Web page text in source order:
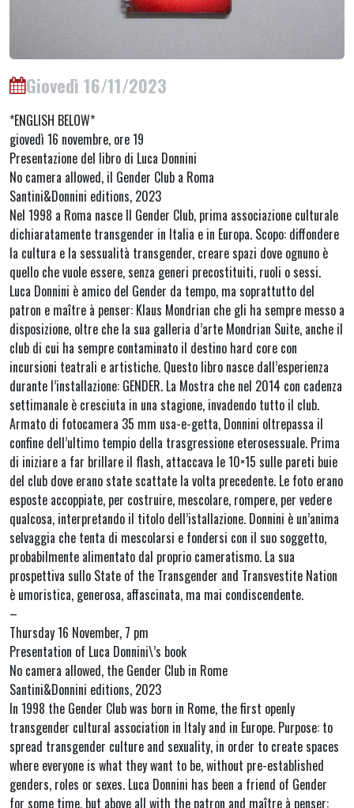
Giovedì 16/11/2023
*ENGLISH BELOW*
giovedì 16 novembre, ore 19
Presentazione del libro di Luca Donnini
No camera allowed, il Gender Club a Roma
Santini&Donnini editions, 2023
Nel 1998 a Roma nasce Il Gender Club, prima associazione culturale
dichiaratamente transgender in Italia e in Europa. Scopo: diffondere
la cultura e la sessualità transgender, creare spazi dove ognuno è
quello che vuole essere, senza generi precostituiti, ruoli o sessi.
Luca Donnini è amico del Gender da tempo, ma soprattutto del
patron e maître à penser: Klaus Mondrian che gli ha sempre messo a
disposizione, oltre che la sua galleria d’arte Mondrian Suite, anche il
club di cui ha sempre contaminato il destino hard core con
incursioni teatrali e artistiche. Questo libro nasce dall’esperienza
durante l’installazione: GENDER. La Mostra che nel 2014 con cadenza
settimanale è cresciuta in una stagione, invadendo tutto il club.
Armato di fotocamera 35 mm usa-e-getta, Donnini oltrepassa il
confine dell’ultimo tempio della trasgressione eterosessuale. Prima
di iniziare a far brillare il flash, attaccava le 10×15 sulle pareti buie
del club dove erano state scattate la volta precedente. Le foto erano
esposte accoppiate, per costruire, mescolare, rompere, per vedere
qualcosa, interpretando il titolo dell’istallazione. Donnini è un’anima
selvaggia che tenta di mescolarsi e fondersi con il suo soggetto,
probabilmente alimentato dal proprio cameratismo. La sua
prospettiva sullo State of the Transgender and Transvestite Nation
è umoristica, generosa, affascinata, ma mai condiscendente.
–
Thursday 16 November, 7 pm
Presentation of Luca Donnini\’s book
No camera allowed, the Gender Club in Rome
Santini&Donnini editions, 2023
In 1998 the Gender Club was born in Rome, the first openly
transgender cultural association in Italy and in Europe. Purpose: to
spread transgender culture and sexuality, in order to create spaces
where everyone is what they want to be, without pre-established
genders, roles or sexes. Luca Donnini has been a friend of Gender
for some time, but above all with the patron and maître à penser: